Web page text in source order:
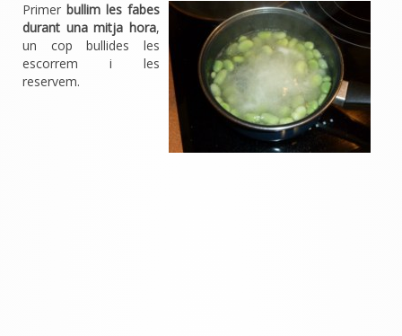
Primer bullim les fabes
durant una mitja hora,
un cop bullides les
escorrem i les
reservem.